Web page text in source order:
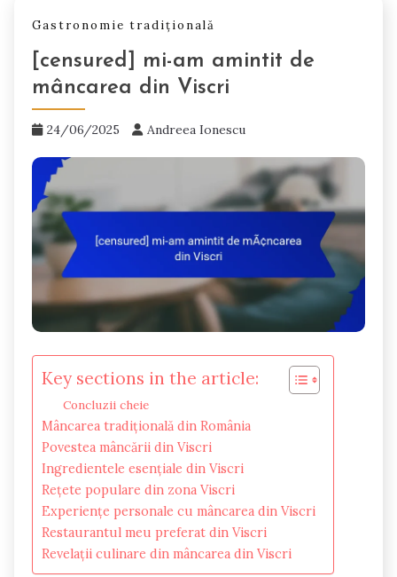
Gastronomie tradițională
[censured] mi-am amintit de
mâncarea din Viscri
24/06/2025 Andreea Ionescu
Key sections in the article:
Concluzii cheie
Mâncarea tradițională din România
Povestea mâncării din Viscri
Ingredientele esențiale din Viscri
Rețete populare din zona Viscri
Experiențe personale cu mâncarea din Viscri
Restaurantul meu preferat din Viscri
Revelații culinare din mâncarea din Viscri